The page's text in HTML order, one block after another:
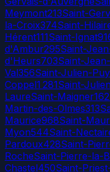
Meymont213Saint-
la-Croix374Saint-
Hérent111Saint-Ignat
d'Ambur295Saint-
d'Heurs703Saint-
Val356Saint-Julien-
Coppel1 281Saint-
LaureSaint-Maigner162
Martin-des-Olmes313
Maurice968Saint-
Myon544Saint-
Pardoux428Saint-
RocheSaint-Pierre-la-
Chastel450Saint-